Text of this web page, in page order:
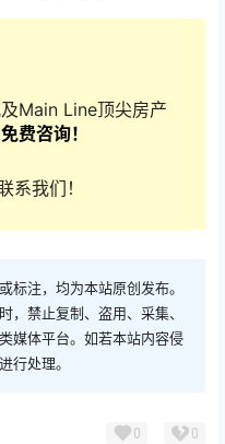
Main Line顶尖房产
费咨询！
系我们！
标注，均为本站原创发布。
，禁止复制、盗用、采集、
媒体平台。如若本站内容侵
行处理。
0 0